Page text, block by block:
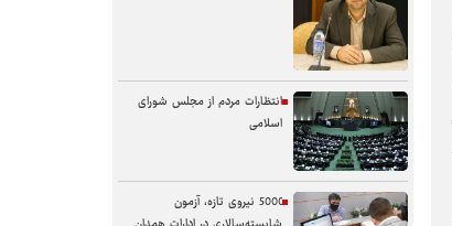
انتظارات مردم از مجلس شورای
اسلامی
5000 نیروی تازه، آزمون